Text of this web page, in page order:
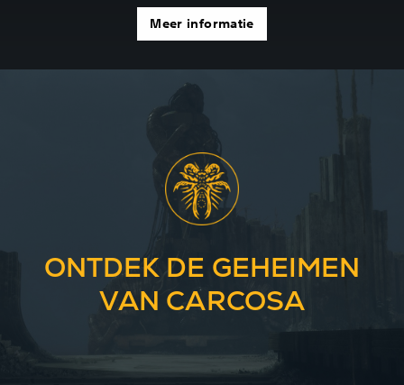
Meer informatie
ONTDEK DE GEHEIMEN
VAN CARCOSA